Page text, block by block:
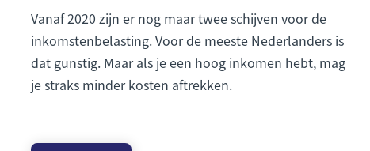
Vanaf 2020 zijn er nog maar twee schijven voor de
inkomstenbelasting. Voor de meeste Nederlanders is
dat gunstig. Maar als je een hoog inkomen hebt, mag
je straks minder kosten aftrekken.